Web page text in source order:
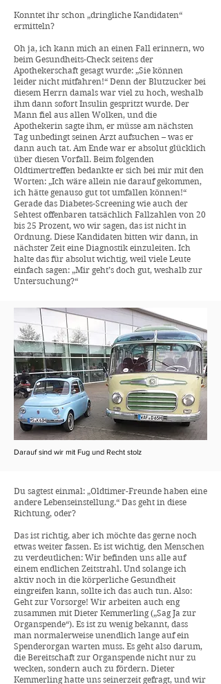
Konntet ihr schon „dringliche Kandidaten“
ermitteln?
Oh ja, ich kann mich an einen Fall erinnern, wo
beim Gesundheits-Check seitens der
Apothekerschaft gesagt wurde: „Sie können
leider nicht mitfahren!“ Denn der Blutzucker bei
diesem Herrn damals war viel zu hoch, weshalb
ihm dann sofort Insulin gespritzt wurde. Der
Mann fiel aus allen Wolken, und die
Apothekerin sagte ihm, er müsse am nächsten
Tag unbedingt seinen Arzt aufsuchen – was er
dann auch tat. Am Ende war er absolut glücklich
über diesen Vorfall. Beim folgenden
Oldtimertreffen bedankte er sich bei mir mit den
Worten: „Ich wäre allein nie darauf gekommen,
ich hätte genauso gut tot umfallen können!“
Gerade das Diabetes-Screening wie auch der
Sehtest offenbaren tatsächlich Fallzahlen von 20
bis 25 Prozent, wo wir sagen, das ist nicht in
Ordnung. Diese Kandidaten bitten wir dann, in
nächster Zeit eine Diagnostik einzuleiten. Ich
halte das für absolut wichtig, weil viele Leute
einfach sagen: „Mir geht’s doch gut, weshalb zur
Untersuchung?“
Darauf sind wir mit Fug und Recht stolz
Du sagtest einmal: „Oldtimer-Freunde haben eine
andere Lebenseinstellung.“ Das geht in diese
Richtung, oder?
Das ist richtig, aber ich möchte das gerne noch
etwas weiter fassen. Es ist wichtig, den Menschen
zu verdeutlichen: Wir befinden uns alle auf
einem endlichen Zeitstrahl. Und solange ich
aktiv noch in die körperliche Gesundheit
eingreifen kann, sollte ich das auch tun. Also:
Geht zur Vorsorge! Wir arbeiten auch eng
zusammen mit Dieter Kemmerling („Sag Ja zur
Organspende“). Es ist zu wenig bekannt, dass
man normalerweise unendlich lange auf ein
Spenderorgan warten muss. Es geht also darum,
die Bereitschaft zur Organspende nicht nur zu
wecken, sondern auch zu fördern. Dieter
Kemmerling hatte uns seinerzeit gefragt, und wir